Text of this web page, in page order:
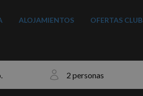
ALOJAMIENTOS OFERTAS CLUB